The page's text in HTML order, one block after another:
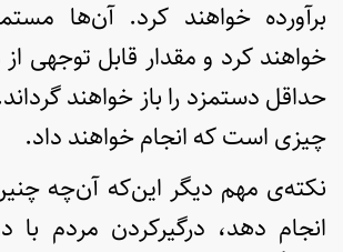
برآورده خواهند کرد. آن‌ها
خواهند کرد و مقدار قابل توجهی از
حداقل دستمزد را باز خواهند
چیزی است که انجام خواهند داد.
نکته‌ی مهم دیگر این‌که آن‌چه
انجام دهد، درگیرکردن مردم